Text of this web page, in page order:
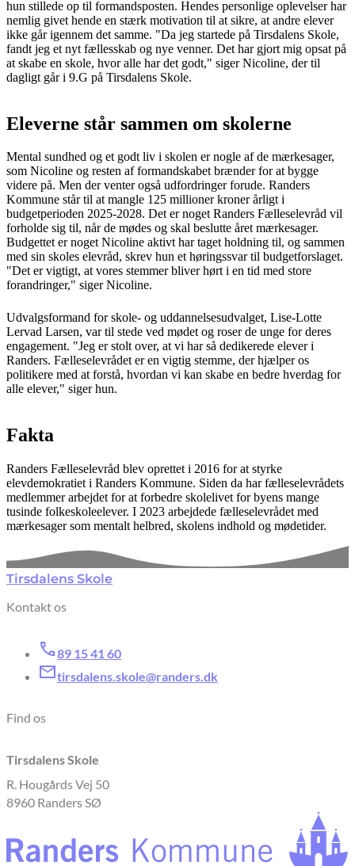
hun stillede op til formandsposten. Hendes personlige oplevelser har
nemlig givet hende en stærk motivation til at sikre, at andre elever
ikke går igennem det samme. "Da jeg startede på Tirsdalens Skole,
fandt jeg et nyt fællesskab og nye venner. Det har gjort mig opsat på
at skabe en skole, hvor alle har det godt," siger Nicoline, der til
dagligt går i 9.G på Tirsdalens Skole.
Eleverne står sammen om skolerne
Mental sundhed og et godt liv i skolen er nogle af de mærkesager,
som Nicoline og resten af formandskabet brænder for at bygge
videre på. Men der venter også udfordringer forude. Randers
Kommune står til at mangle 125 millioner kroner årligt i
budgetperioden 2025-2028. Det er noget Randers Fælleselevråd vil
forholde sig til, når de mødes og skal beslutte året mærkesager.
Budgettet er noget Nicoline aktivt har taget holdning til, og sammen
med sin skoles elevråd, skrev hun et høringssvar til budgetforslaget.
"Det er vigtigt, at vores stemmer bliver hørt i en tid med store
forandringer," siger Nicoline.
Udvalgsformand for skole- og uddannelsesudvalget, Lise-Lotte
Lervad Larsen, var til stede ved mødet og roser de unge for deres
engagement. "Jeg er stolt over, at vi har så dedikerede elever i
Randers. Fælleselevrådet er en vigtig stemme, der hjælper os
politikere med at forstå, hvordan vi kan skabe en bedre hverdag for
alle elever," siger hun.
Fakta
Randers Fælleselevråd blev oprettet i 2016 for at styrke
elevdemokratiet i Randers Kommune. Siden da har fælleselevrådets
medlemmer arbejdet for at forbedre skolelivet for byens mange
tusinde folkeskoleelever. I 2023 arbejdede fælleselevrådet med
mærkesager som mentalt helbred, skolens indhold og mødetider.
Tirsdalens Skole
Kontakt os
89 15 41 60
tirsdalens.skole@randers.dk
Find os
Tirsdalens Skole
R. Hougårds Vej 50
8960 Randers SØ